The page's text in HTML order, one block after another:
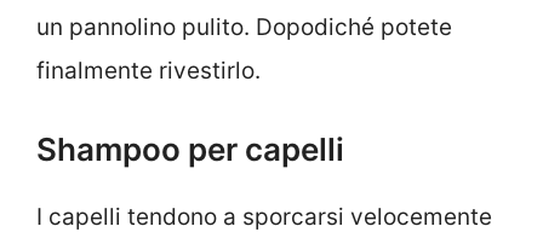
un pannolino pulito. Dopodiché potete
finalmente rivestirlo.
Shampoo per capelli
I capelli tendono a sporcarsi velocemente